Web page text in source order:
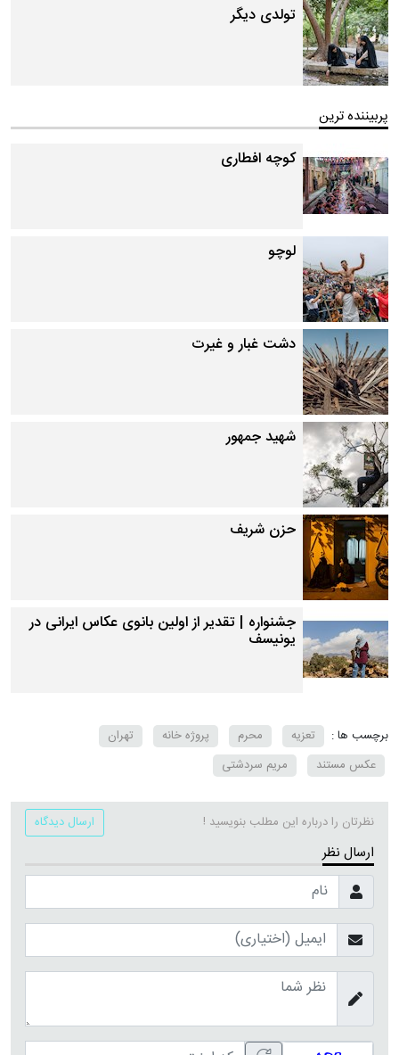
تولدی دیگر
پربیننده ترین
کوچه افطاری
لوچو
دشت غبار و غیرت
شهید جمهور
حزن شریف
جشنواره | تقدیر از اولین بانوی عکاس ایرانی در
یونیسف
برچسب ها : تعزیه محرم پروژه خانه
تهران
عکس مستند
مریم سردشتی
نظرتان را درباره این مطلب بنویسید ! ارسال دیدگاه
ارسال نظر